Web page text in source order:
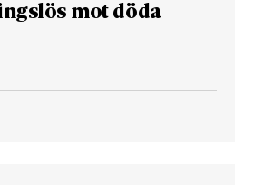
mot döda